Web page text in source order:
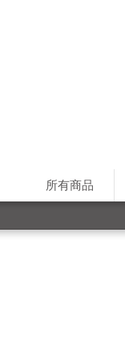
所有商品